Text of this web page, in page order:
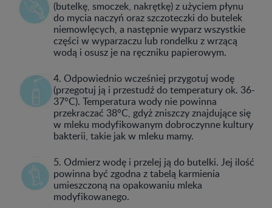
(butelkę, smoczek, nakrętkę) z użyciem płynu
do mycia naczyń oraz szczoteczki do butelek
niemowlęcych, a następnie wyparz wszystkie
części w wyparzaczu lub rondelku z wrzącą
wodą i osusz je na ręczniku papierowym.
4. Odpowiednio wcześniej przygotuj wodę
(przegotuj ją i przestudź do temperatury ok. 36-
37°C). Temperatura wody nie powinna
przekraczać 38°C, gdyż zniszczy znajdujące się
w mleku modyfikowanym dobroczynne kultury
bakterii, takie jak w mleku mamy.
5. Odmierz wodę i przelej ją do butelki. Jej ilość
powinna być zgodna z tabelą karmienia
umieszczoną na opakowaniu mleka
modyfikowanego.